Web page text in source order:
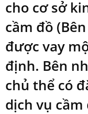
cho cơ sở
cầm đồ
được vay
định. Bên
chủ thể có
dịch vụ